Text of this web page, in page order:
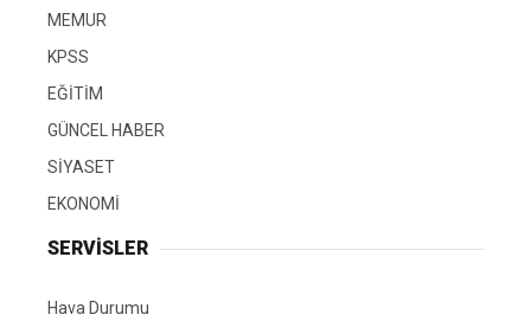
MEMUR
KPSS
EĞİTİM
GÜNCEL HABER
SİYASET
EKONOMİ
SERVİSLER
Hava Durumu